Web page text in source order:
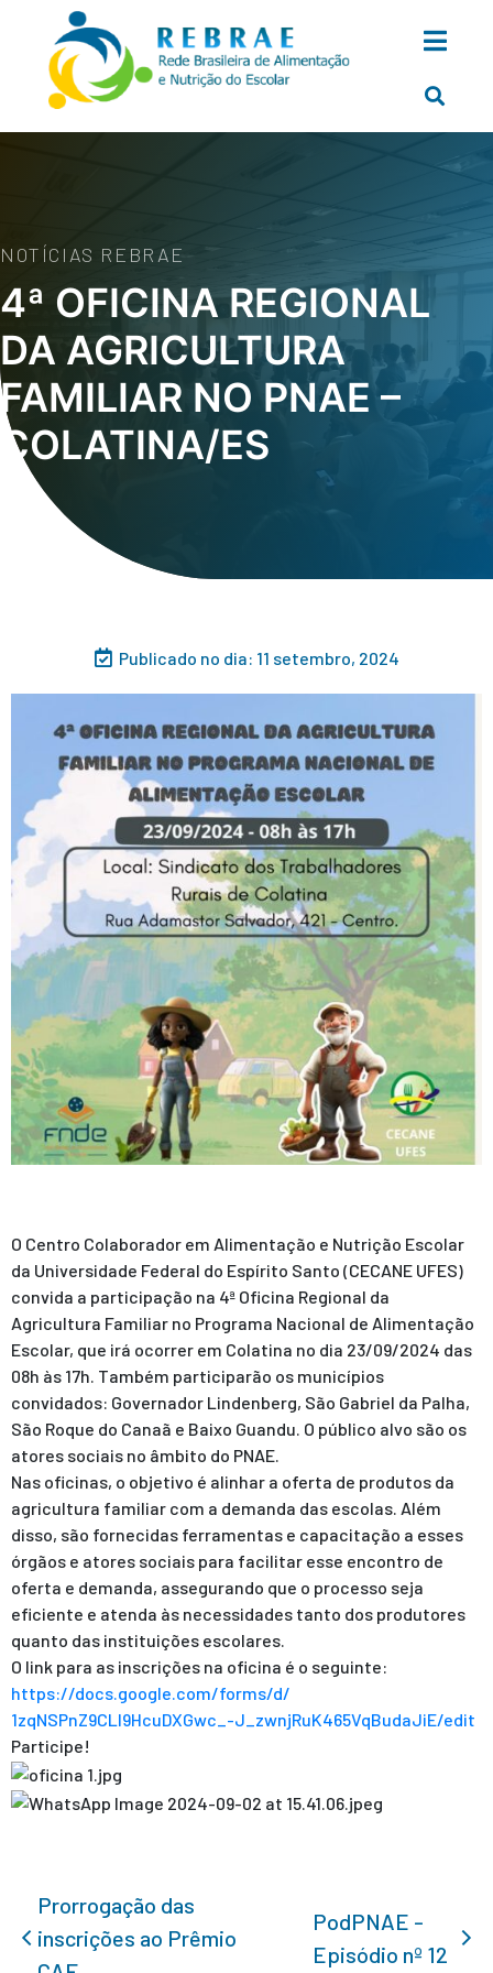
NOTÍCIAS REBRAE
4ª OFICINA REGIONAL
DA AGRICULTURA
FAMILIAR NO PNAE –
COLATINA/ES
Publicado no dia: 11 setembro, 2024
O Centro Colaborador em Alimentação e Nutrição Escolar
da Universidade Federal do Espírito Santo (CECANE UFES)
convida a participação na 4ª Oficina Regional da
Agricultura Familiar no Programa Nacional de Alimentação
Escolar, que irá ocorrer em Colatina no dia 23/09/2024 das
08h às 17h. Também participarão os municípios
convidados: Governador Lindenberg, São Gabriel da Palha,
São Roque do Canaã e Baixo Guandu. O público alvo são os
atores sociais no âmbito do PNAE.
Nas oficinas, o objetivo é alinhar a oferta de produtos da
agricultura familiar com a demanda das escolas. Além
disso, são fornecidas ferramentas e capacitação a esses
órgãos e atores sociais para facilitar esse encontro de
oferta e demanda, assegurando que o processo seja
eficiente e atenda às necessidades tanto dos produtores
quanto das instituições escolares.
O link para as inscrições na oficina é o seguinte:
https://docs.google.com/forms/d/
1zqNSPnZ9CLI9HcuDXGwc_-J_ zwnjRuK465VqBudaJiE/edit
Participe!
Prorrogação das
inscrições ao Prêmio
PodPNAE -
Episódio nº 12